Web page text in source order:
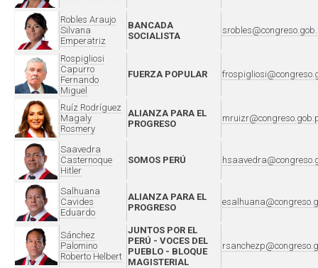
Robles Araujo
Silvana
Emperatriz
BANCADA
SOCIALISTA
Rospigliosi
Capurro
Fernando
Miguel
FUERZA POPULAR
Ruíz Rodríguez
Magaly
Rosmery
ALIANZA PARA EL
PROGRESO
Saavedra
Casternoque
Hitler
SOMOS PERÚ
Salhuana
Cavides
Eduardo
ALIANZA PARA EL
PROGRESO
Sánchez
Palomino
Roberto Helbert
JUNTOS POR EL
PERÚ - VOCES DEL
PUEBLO - BLOQUE
MAGISTERIAL